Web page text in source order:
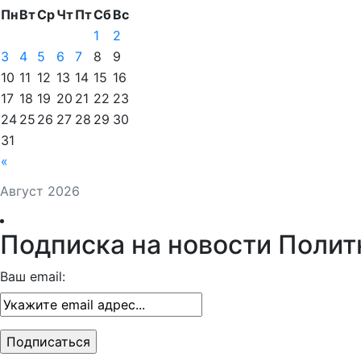
Август 2026
ПнВтСрЧтПтСбВс
«
1
2
3
4 5 6 7 8
9
10 11 12 13 14 15 16
17 18 19 20 21 22 23
24 25 26 27 28 29 30
31
Подписка на новости
Ваш email: